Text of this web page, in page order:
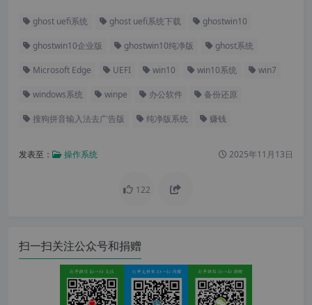
ghost uefi系统 ghost uefi系统下载 ghostwin10
ghostwin10企业版 ghostwin10纯净版 ghost系统
Microsoft Edge UEFI win10 win10系统 win7
windows系统 winpe 办公软件 备份还原
搜狗拼音输入法去广告版 纯净版系统 赚钱
发表至： 操作系统 2025年11月13日
122
扫一扫关注公众号和捐赠